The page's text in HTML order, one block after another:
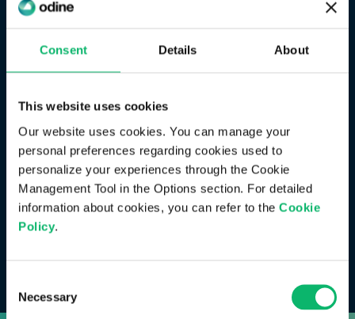
Consent Details About
This website uses cookies
Our website uses cookies. You can manage your
personal preferences regarding cookies used to
personalize your experiences through the Cookie
Management Tool in the Options section. For detailed
information about cookies, you can refer to the Cookie
Policy.
Selection
Necessary
faturalamayı tek bir bütünleşik ve bulut-hazır
Odine Nebula™ & Nebula+™
Odine Gatekeeper™
Odine Pathfinder™
Telekomünikasyon Ses Çözümleri